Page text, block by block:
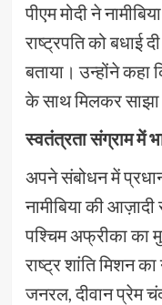
पीएम मोदी ने
राष्ट्रपति को बधाई
बताया। उन्होंने कहा
के साथ मिलकर साझा
स्वतंत्रता संग्राम में
अपने संबोधन में
नामीबिया की
पश्चिम अफ्रीका का
राष्ट्र शांति मिशन
जनरल, दीवान प्रेम